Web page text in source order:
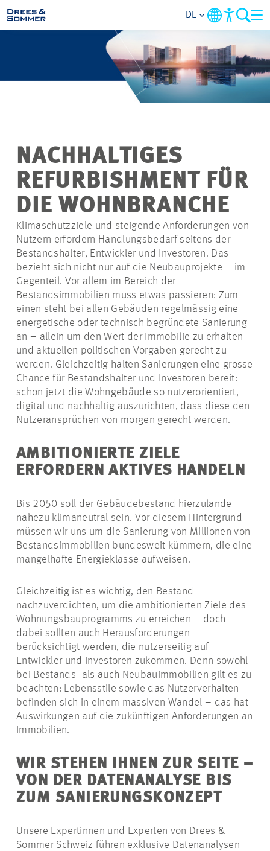
BRANCHEN
LEISTUNGEN
IM FOKUS
KONTAKT
KARRIERE
PROJEKTE
DE
NACHHALTIGES
REFURBISHMENT FÜR
DIE WOHNBRANCHE
Klimaschutzziele und steigende Anforderungen von
Nutzern erfordern Handlungsbedarf seitens der
Bestandshalter, Entwickler und Investoren. Das
bezieht sich nicht nur auf die Neubauprojekte – im
Gegenteil. Vor allem im Bereich der
Bestandsimmobilien muss etwas passieren: Zum
einen steht bei allen Gebäuden regelmässig eine
energetische oder technisch begründete Sanierung
an – allein um den Wert der Immobilie zu erhalten
und aktuellen politischen Vorgaben gerecht zu
werden. Gleichzeitig halten Sanierungen eine grosse
Chance für Bestandshalter und Investoren bereit:
schon jetzt die Wohngebäude so nutzerorientiert,
digital und nachhaltig auszurichten, dass diese den
Nutzeransprüchen von morgen gerecht werden.
AMBITIONIERTE ZIELE
ERFORDERN AKTIVES HANDELN
Bis 2050 soll der Gebäudebestand hierzulande
nahezu klimaneutral sein. Vor diesem Hintergrund
müssen wir uns um die Sanierung von Millionen von
Bestandsimmobilien bundesweit kümmern, die eine
mangelhafte Energieklasse aufweisen.
Gleichzeitig ist es wichtig, den Bestand
nachzuverdichten, um die ambitionierten Ziele des
Wohnungsbauprogramms zu erreichen – doch
dabei sollten auch Herausforderungen
berücksichtigt werden, die nutzerseitig auf
Entwickler und Investoren zukommen. Denn sowohl
bei Bestands- als auch Neubauimmobilien gilt es zu
beachten: Lebensstile sowie das Nutzerverhalten
befinden sich in einem massiven Wandel – das hat
Auswirkungen auf die zukünftigen Anforderungen an
Immobilien.
WIR STEHEN IHNEN ZUR SEITE –
VON DER DATENANALYSE BIS
ZUM SANIERUNGSKONZEPT
Unsere Expertinnen und Experten von Drees &
Sommer Schweiz führen exklusive Datenanalysen